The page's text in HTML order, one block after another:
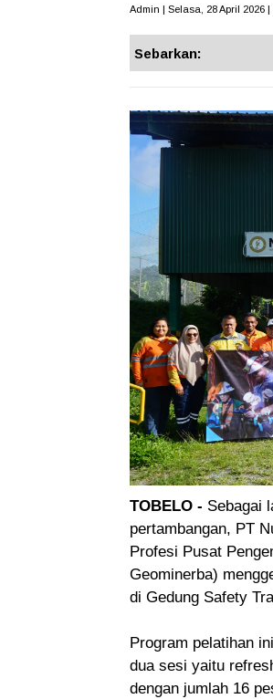
Admin | Selasa, 28 April 2026 |
Sebarkan:
TOBELO - Sebagai
pertambangan, PT
Profesi Pusat
Geominerba)
di Gedung Safety
Program pelatihan
dua sesi yaitu
dengan jumlah 16